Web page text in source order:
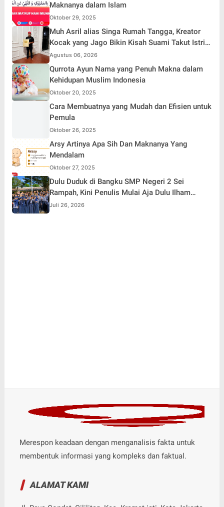
Maknanya dalam Islam
Oktober 29, 2025
Muh Asril alias Singa Rumah Tangga, Kreator
Kocak yang Jago Bikin Kisah Suami Takut Istri
Jadi Hiburan
Agustus 06, 2026
Qurrota Ayun Nama yang Penuh Makna dalam
Kehidupan Muslim Indonesia
Oktober 20, 2025
Cara Membuatnya yang Mudah dan Efisien untuk
Pemula
Oktober 26, 2025
Arsy Artinya Apa Sih Dan Maknanya Yang
Mendalam
Oktober 27, 2025
Dulu Duduk di Bangku SMP Negeri 2 Sei
Rampah, Kini Penulis Mulai Aja Dulu Ilham
Febryan Kembali sebagai Pemateri untuk
Menginspirasi Generasi Muda
Juli 26, 2026
Merespon keadaan dengan menganalisis fakta untuk
membentuk informasi yang kompleks dan faktual.
ALAMAT KAMI